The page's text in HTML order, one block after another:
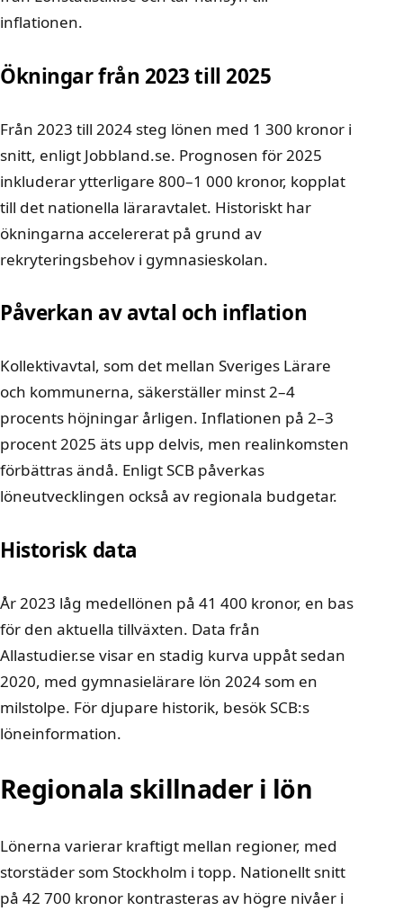
inflationen.
Ökningar från 2023 till 2025
Från 2023 till 2024 steg lönen med 1 300 kronor i
snitt, enligt Jobbland.se. Prognosen för 2025
inkluderar ytterligare 800–1 000 kronor, kopplat
till det nationella läraravtalet. Historiskt har
ökningarna accelererat på grund av
rekryteringsbehov i gymnasieskolan.
Påverkan av avtal och inflation
Kollektivavtal, som det mellan Sveriges Lärare
och kommunerna, säkerställer minst 2–4
procents höjningar årligen. Inflationen på 2–3
procent 2025 äts upp delvis, men realinkomsten
förbättras ändå. Enligt SCB påverkas
löneutvecklingen också av regionala budgetar.
Historisk data
År 2023 låg medellönen på 41 400 kronor, en bas
för den aktuella tillväxten. Data från
Allastudier.se visar en stadig kurva uppåt sedan
2020, med gymnasielärare lön 2024 som en
milstolpe. För djupare historik, besökSCB:s
löneinformation.
Regionala skillnader i lön
Lönerna varierar kraftigt mellan regioner, med
storstäder som Stockholm i topp. Nationellt snitt
på 42 700 kronor kontrasteras av högre nivåer i